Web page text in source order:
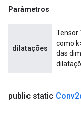
Parâmetros
dilatações
Tensor
como
das
public static